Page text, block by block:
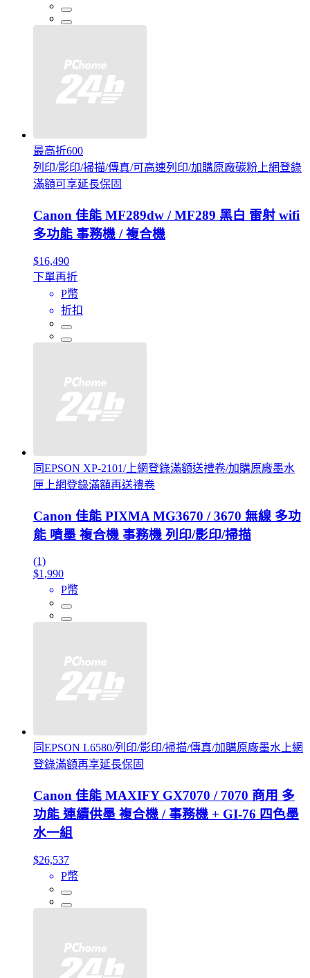
最高折600
列印/影印/掃描/傳真/可高速列印/加購原廠碳粉上網登錄
滿額可享延長保固
Canon 佳能 MF289dw / MF289 黑白 雷射 wifi
多功能 事務機 / 複合機
$16,490
下單再折
P幣
折扣
同EPSON XP-2101/上網登錄滿額送禮卷/加購原廠墨水
匣上網登錄滿額再送禮卷
Canon 佳能 PIXMA MG3670 / 3670 無線 多功
能 噴墨 複合機 事務機 列印/影印/掃描
(1)
$1,990
P幣
同EPSON L6580/列印/影印/掃描/傳真/加購原廠墨水上網
登錄滿額再享延長保固
Canon 佳能 MAXIFY GX7070 / 7070 商用 多
功能 連續供墨 複合機 / 事務機 + GI-76 四色墨
水一組
$26,537
P幣